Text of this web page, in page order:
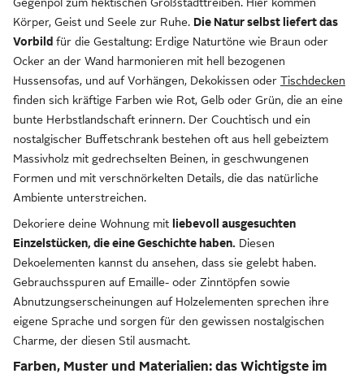
Gegenpol zum hektischen Großstadttreiben. Hier kommen
Körper, Geist und Seele zur Ruhe. Die Natur selbst liefert das
Vorbild für die Gestaltung: Erdige Naturtöne wie Braun oder
Ocker an der Wand harmonieren mit hell bezogenen
Hussensofas, und auf Vorhängen, Dekokissen oder Tischdecken
finden sich kräftige Farben wie Rot, Gelb oder Grün, die an eine
bunte Herbstlandschaft erinnern. Der Couchtisch und ein
nostalgischer Buffetschrank bestehen oft aus hell gebeiztem
Massivholz mit gedrechselten Beinen, in geschwungenen
Formen und mit verschnörkelten Details, die das natürliche
Ambiente unterstreichen.
Dekoriere deine Wohnung mit liebevoll ausgesuchten
Einzelstücken, die eine Geschichte haben. Diesen
Dekoelementen kannst du ansehen, dass sie gelebt haben.
Gebrauchsspuren auf Emaille- oder Zinntöpfen sowie
Abnutzungserscheinungen auf Holzelementen sprechen ihre
eigene Sprache und sorgen für den gewissen nostalgischen
Charme, der diesen Stil ausmacht.
Farben, Muster und Materialien: das Wichtigste im